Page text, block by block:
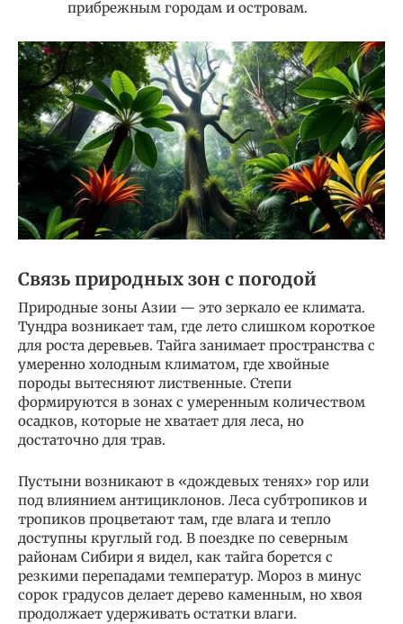
прибрежным городам и островам.
Связь природных зон с погодой
Природные зоны Азии — это зеркало ее климата.
Тундра возникает там, где лето слишком короткое
для роста деревьев. Тайга занимает пространства с
умеренно холодным климатом, где хвойные
породы вытесняют лиственные. Степи
формируются в зонах с умеренным количеством
осадков, которые не хватает для леса, но
достаточно для трав.
Пустыни возникают в «дождевых тенях» гор или
под влиянием антициклонов. Леса субтропиков и
тропиков процветают там, где влага и тепло
доступны круглый год. В поездке по северным
районам Сибири я видел, как тайга борется с
резкими перепадами температур. Мороз в минус
сорок градусов делает дерево каменным, но хвоя
продолжает удерживать остатки влаги.